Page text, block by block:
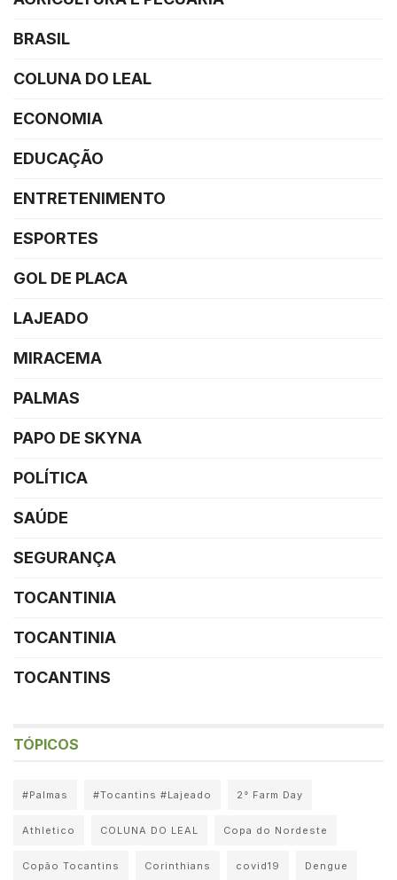
BRASIL
COLUNA DO LEAL
ECONOMIA
EDUCAÇÃO
ENTRETENIMENTO
ESPORTES
GOL DE PLACA
LAJEADO
MIRACEMA
PALMAS
PAPO DE SKYNA
POLÍTICA
SAÚDE
SEGURANÇA
TOCANTINIA
TOCANTINIA
TOCANTINS
TÓPICOS
#Palmas #Tocantins #Lajeado 2° Farm Day
Athletico COLUNA DO LEAL Copa do Nordeste
Copão Tocantins Corinthians covid19 Dengue